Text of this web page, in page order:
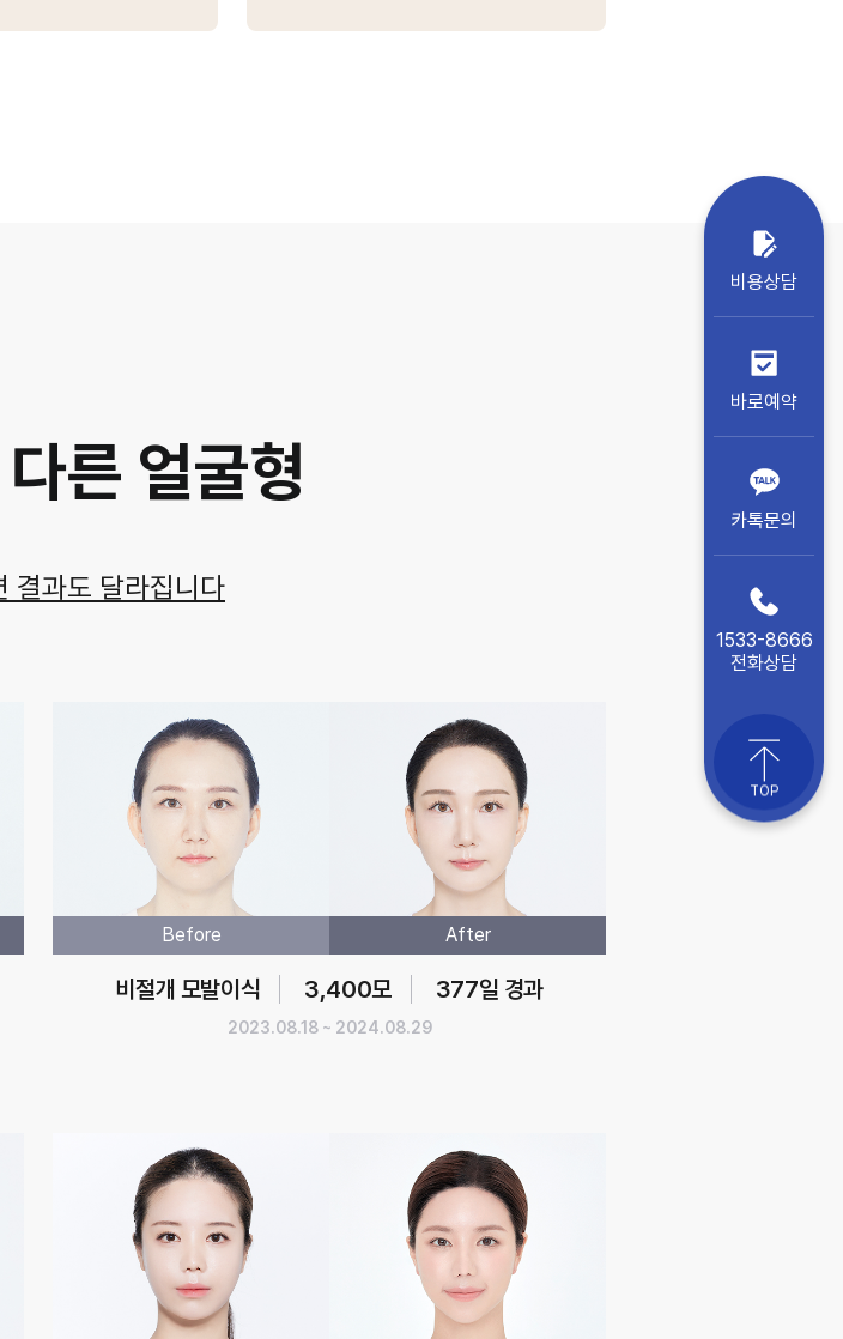
른 얼굴형
결과도 달라집니다
Before After
비절개 모발이식 3,400모 377일 경과
2023.08.18 ~ 2024.08.29
비용상담
바로예약
카톡문의
1533-8666
전화상담
TOP